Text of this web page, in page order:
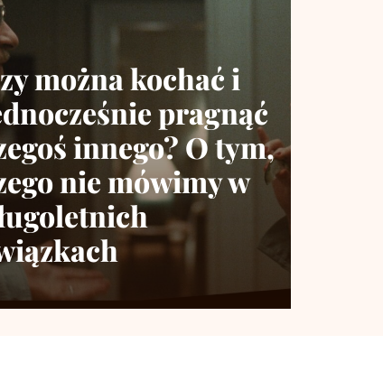
można kochać i
pragnąć
innego? O tym,
nie mówimy w